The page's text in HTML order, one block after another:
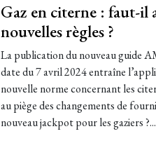
Gaz en citerne : faut-
nouvelles règles ?
La publication du nouveau guide
date du 7 avril 2024 entraîne
nouvelle norme concernant les
au piège des changements de
nouveau jackpot pour les gaziers ?...